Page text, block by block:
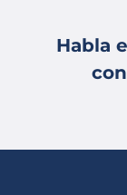
Habla